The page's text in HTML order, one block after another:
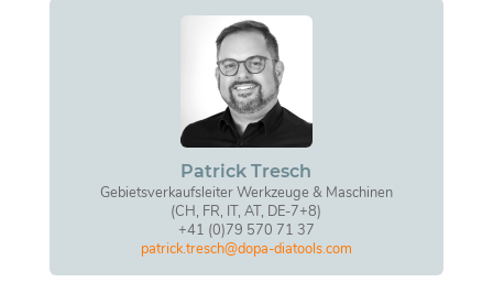
Patrick Tresch
Gebietsverkaufsleiter Werkzeuge & Maschinen
(CH, FR, IT, AT, DE-7+8)
+41 (0)79 570 71 37
patrick.tresch@dopa-diatools.com